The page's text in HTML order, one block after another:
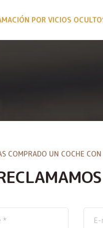
POR VICIOS
COMPRADO UN COCHE